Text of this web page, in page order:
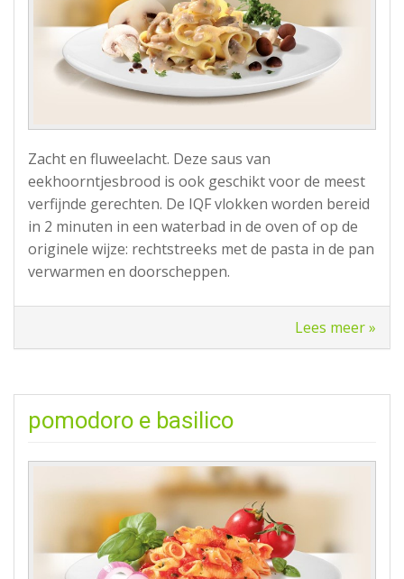
Zacht en fluweelacht. Deze saus van
eekhoorntjesbrood is ook geschikt voor de meest
verfijnde gerechten. De IQF vlokken worden bereid
in 2 minuten in een waterbad in de oven of op de
originele wijze: rechtstreeks met de pasta in de pan
verwarmen en doorscheppen.
Lees meer »
pomodoro e basilico